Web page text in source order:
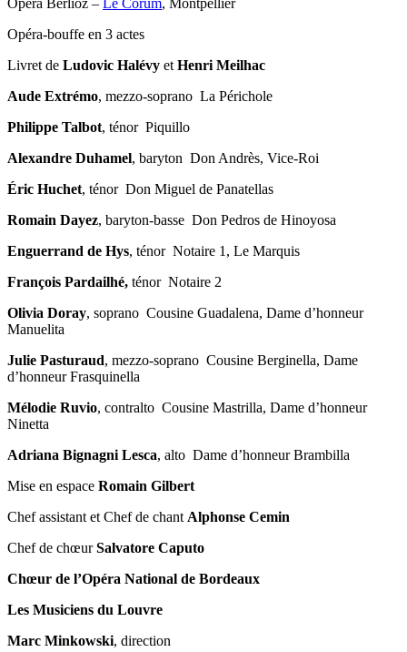
Opéra-bouffe en 3 actes
Livret de Ludovic Halévy et Henri Meilhac
Aude Extrémo, mezzo-soprano La Périchole
Philippe Talbot, ténor Piquillo
Alexandre Duhamel, baryton Don Andrès, Vice-Roi
Éric Huchet, ténor Don Miguel de Panatellas
Romain Dayez, baryton-basse Don Pedros de Hinoyosa
Enguerrand de Hys, ténor Notaire 1, Le Marquis
François Pardailhé, ténor Notaire 2
Olivia Doray, soprano Cousine Guadalena, Dame d’honneur
Manuelita
Julie Pasturaud, mezzo-soprano Cousine Berginella, Dame
d’honneur Frasquinella
Mélodie Ruvio, contralto Cousine Mastrilla, Dame d’honneur
Ninetta
Adriana Bignagni Lesca, alto Dame d’honneur Brambilla
Mise en espace Romain Gilbert
Chef assistant et Chef de chant Alphonse Cemin
Chef de chœurSalvatore Caputo
Chœur de l’Opéra National de Bordeaux
Les Musiciens du Louvre
Marc Minkowski, direction